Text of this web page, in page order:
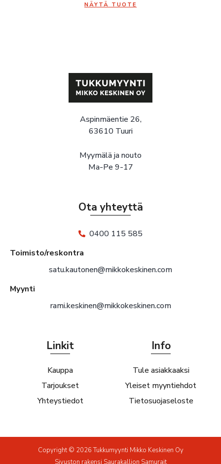
NÄYTÄ TUOTE
Aspinmäentie 26,
63610 Tuuri
Myymälä ja nouto
Ma-Pe 9-17
Ota yhteyttä
0400 115 585
Toimisto/reskontra
satu.kautonen@mikkokeskinen.com
Myynti
rami.keskinen@mikkokeskinen.com
Linkit
Kauppa
Tarjoukset
Yhteystiedot
Info
Tule asiakkaaksi
Yleiset myyntiehdot
Tietosuojaseloste
Copyright © 2026 Tukkumyynti Mikko Keskinen Oy
Sivuston rakensi Saurakallion Samurait